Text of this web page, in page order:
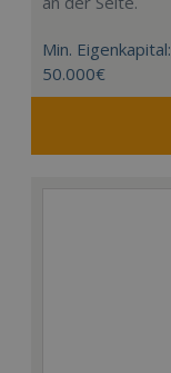
Min. Eigenkapital:
50.000€